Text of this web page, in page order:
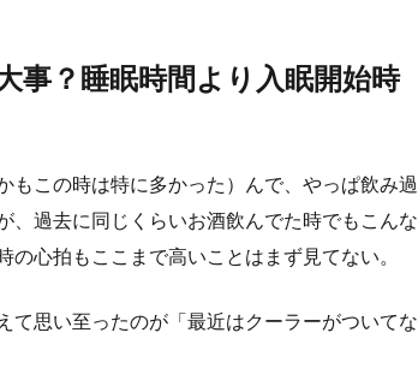
事？睡眠時間より入眠開始時
もこの時は特に多かった）んで、やっぱ飲み過
、過去に同じくらいお酒飲んでた時でもこんな
心拍もここまで高いことはまず見てない。
て思い至ったのが「最近はクーラーがついてな